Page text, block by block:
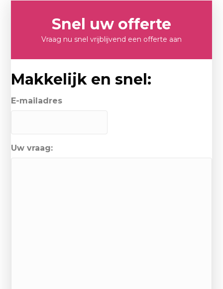
Snel uw offerte
Vraag nu snel vrijblijvend een offerte aan
Makkelijk en snel:
E-mailadres
Uw vraag: